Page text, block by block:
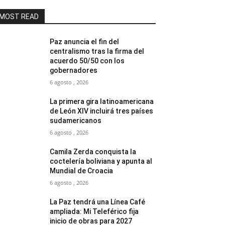
READ
Paz anuncia el fin del
centralismo tras la firma del
acuerdo 50/50 con los
gobernadores
6 agosto , 2026
La primera gira latinoamericana
de León XIV incluirá tres países
sudamericanos
6 agosto , 2026
Camila Zerda conquista la
coctelería boliviana y apunta al
Mundial de Croacia
6 agosto , 2026
La Paz tendrá una Línea Café
ampliada: Mi Teleférico fija
inicio de obras para 2027